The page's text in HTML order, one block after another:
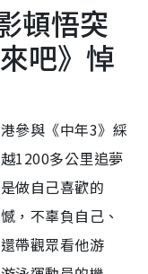
頓悟突
吧》悼
參與《中年3》綵
1200多公里追夢
做自己喜歡的
，不辜負自己、
帶觀眾看他游